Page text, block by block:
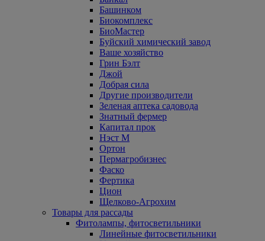
Башинком
Биокомплекс
БиоМастер
Буйский химический завод
Ваше хозяйство
Грин Бэлт
Джой
Добрая сила
Другие производители
Зеленая аптека садовода
Знатный фермер
Капитал прок
Нэст М
Ортон
Пермагробизнес
Фаско
Фертика
Цион
Щелково-Агрохим
Товары для рассады
Фитолампы, фитосветильники
Линейные фитосветильники